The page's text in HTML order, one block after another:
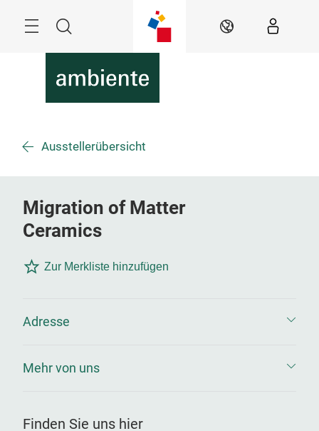
Suche DE
Ausstellerübersicht
Migration of Matter
Ceramics
Zur Merkliste hinzufügen
Adresse
Mehr von uns
Finden Sie uns hier